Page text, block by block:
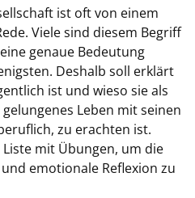
ist oft von einem
Viele sind diesem Begriff
genaue Bedeutung
Deshalb soll erklärt
ist und wieso sie als
Leben mit seinen
zu erachten ist.
mit Übungen, um die
emotionale Reflexion zu